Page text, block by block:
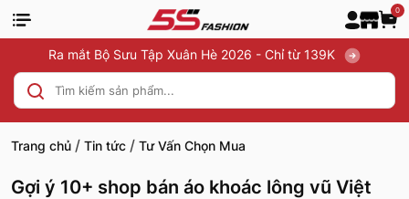
0
Ra mắt Bộ Sưu Tập Xuân Hè 2026 - Chỉ từ 139K
Trang chủ / Tin tức / Tư Vấn Chọn Mua
Gợi ý 10+ shop bán áo khoác lông vũ Việt